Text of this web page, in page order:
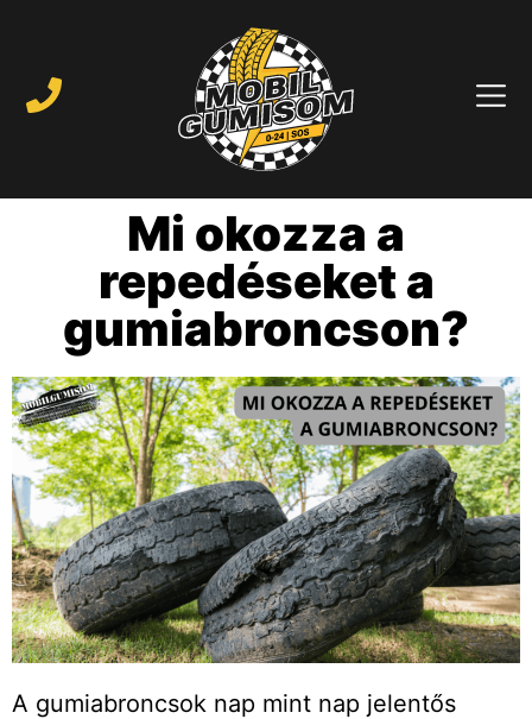
Mi okozza a
repedéseket a
gumiabroncson?
A gumiabroncsok nap mint nap jelentős